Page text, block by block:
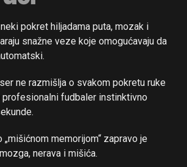
pokret hiljadama puta, mozak i
snažne veze koje omogućavaju da
ne razmišlja o svakom pokretu ruke
profesionalni fudbaler instinktivno
„mišićnom memorijom“ zapravo je
nerava i mišića.